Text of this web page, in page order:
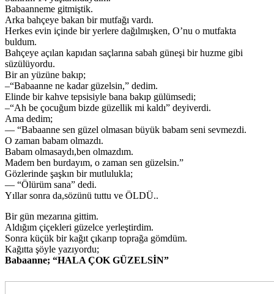
Babaanneme gitmiştik.
Arka bahçeye bakan bir mutfağı vardı.
Herkes evin içinde bir yerlere dağılmışken, O’nu o mutfakta
buldum.
Bahçeye açılan kapıdan saçlarına sabah güneşi bir huzme gibi
süzülüyordu.
Bir an yüzüne bakıp;
–“Babaanne ne kadar güzelsin,” dedim.
Elinde bir kahve tepsisiyle bana bakıp gülümsedi;
–“Ah be çocuğum bizde güzellik mi kaldı” deyiverdi.
Ama dedim;
— “Babaanne sen güzel olmasan büyük babam seni sevmezdi.
O zaman babam olmazdı.
Babam olmasaydı,ben olmazdım.
Madem ben burdayım, o zaman sen güzelsin.”
Gözlerinde şaşkın bir mutlulukla;
— “Ölürüm sana” dedi.
Yıllar sonra da,sözünü tuttu ve ÖLDÜ..
Bir gün mezarına gittim.
Aldığım çiçekleri güzelce yerleştirdim.
Sonra küçük bir kağıt çıkarıp toprağa gömdüm.
Kağıtta şöyle yazıyordu;
Babaanne; “HALA ÇOK GÜZELSİN”